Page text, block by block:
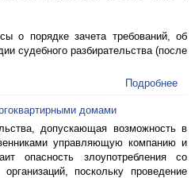
о порядке зачета требований, об
судебного разбирательства (после
Подробнее
домами
допускающая возможность в
управляющую компанию и
опасность злоупотребления со
поскольку проведение